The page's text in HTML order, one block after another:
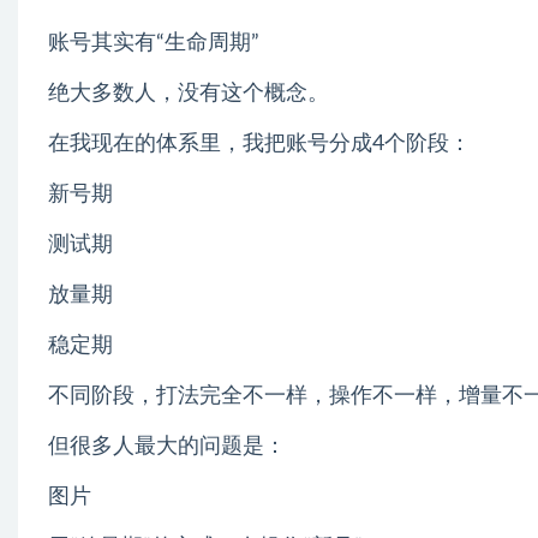
账号其实有“生命周期”
绝大多数人，没有这个概念。
在我现在的体系里，我把账号分成4个阶段：
新号期
测试期
放量期
稳定期
不同阶段，打法完全不一样，操作不一样，增量不
但很多人最大的问题是：
图片